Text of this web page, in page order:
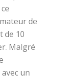
de
de 10
Malgré
un